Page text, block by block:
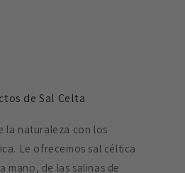
de Sal Celta
la naturaleza con los
Le ofrecemos sal céltica
mano, de las salinas de